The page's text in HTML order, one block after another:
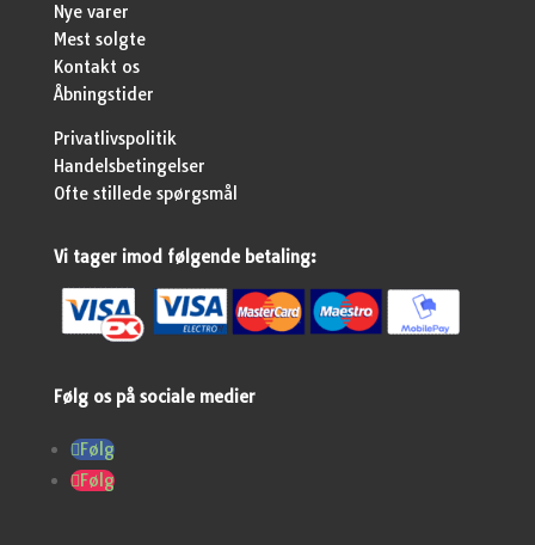
Nye varer
Mest solgte
Kontakt os
Åbningstider
Privatlivspolitik
Handelsbetingelser
Ofte stillede spørgsmål
Vi tager imod følgende betaling:
Følg os på sociale medier
Følg
Følg